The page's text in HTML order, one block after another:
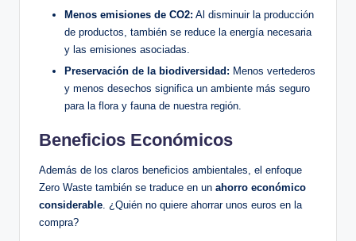
Menos emisiones de CO2: Al disminuir la producción
de productos, también se reduce la energía necesaria
y las emisiones asociadas.
Preservación de la biodiversidad: Menos vertederos
y menos desechos significa un ambiente más seguro
para la flora y fauna de nuestra región.
Beneficios Económicos
Además de los claros beneficios ambientales, el enfoque
Zero Waste también se traduce en un ahorro económico
considerable. ¿Quién no quiere ahorrar unos euros en la
compra?